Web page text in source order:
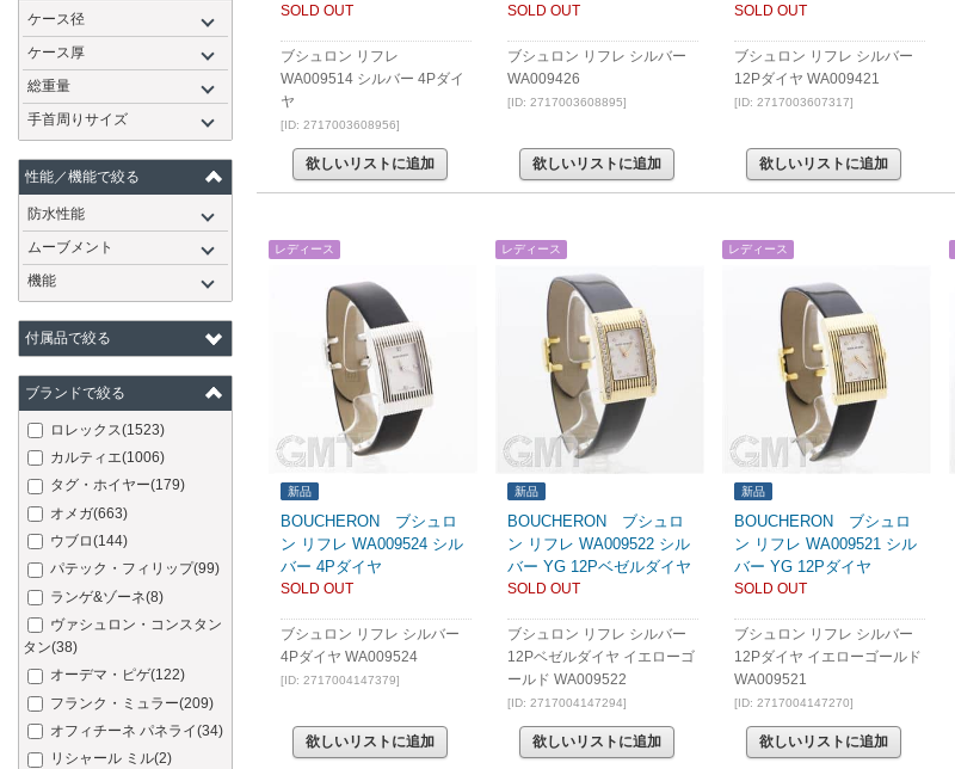
ケース径
ケース厚
総重量
手首周りサイズ
性能／機能で絞る
防水性能
ムーブメント
機能
付属品で絞る
ブランドで絞る
ロレックス(1523)
カルティエ(1006)
タグ・ホイヤー(179)
オメガ(663)
ウブロ(144)
パテック・フィリップ(99)
ランゲ&ゾーネ(8)
ヴァシュロン・コンスタン
タン(38)
オーデマ・ピゲ(122)
フランク・ミュラー(209)
オフィチーネ パネライ(34)
リシャール ミル(2)
SOLD OUT
ブシュロン リフレ
WA009514 シルバー 4Pダイ
ヤ
[ID: 2717003608956]
欲しいリストに追加
SOLD OUT
ブシュロン リフレ シルバー
WA009426
[ID: 2717003608895]
欲しいリストに追加
SOLD OUT
ブシュロン リフレ シルバー
12Pダイヤ WA009421
[ID: 2717003607317]
欲しいリストに追加
新品
レディース
BOUCHERON ブシュロ
ン リフレ WA009524 シル
バー 4Pダイヤ
SOLD OUT
ブシュロン リフレ シルバー
4Pダイヤ WA009524
[ID: 2717004147379]
欲しいリストに追加
新品
レディース
BOUCHERON ブシュロ
ン リフレ WA009522 シル
バー YG 12Pベゼルダイヤ
SOLD OUT
ブシュロン リフレ シルバー
12Pベゼルダイヤ イエローゴ
ールド WA009522
[ID: 2717004147294]
欲しいリストに追加
新品
レディース
BOUCHERON ブシュロ
ン リフレ WA009521 シル
バー YG 12Pダイヤ
SOLD OUT
ブシュロン リフレ シルバー
12Pダイヤ イエローゴールド
WA009521
[ID: 2717004147270]
欲しいリストに追加